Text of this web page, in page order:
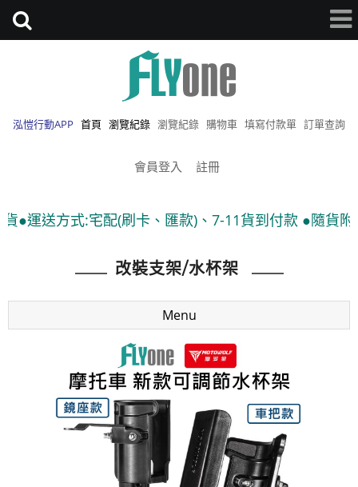
泓愷行動APP 首頁 瀏覽紀錄 瀏覽紀錄 購物車 填寫付款單 訂單查詢
會員登入 註冊
刷卡、匯款)、7-11貨到付款 ●隨貨附發票
改裝支架/水杯架
Menu